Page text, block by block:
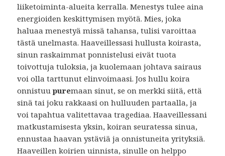
liiketoiminta-alueita kerralla. Menestys tulee aina
energioiden keskittymisen myötä. Mies, joka
haluaa menestyä missä tahansa, tulisi varoittaa
tästä unelmasta. Haaveillessasi hullusta koirasta,
sinun raskaimmat ponnistelusi eivät tuota
toivottuja tuloksia, ja kuolemaan johtava sairaus
voi olla tarttunut elinvoimaasi. Jos hullu koira
onnistuupuremaan sinut, se on merkki siitä, että
sinä tai joku rakkaasi on hulluuden partaalla, ja
voi tapahtua valitettavaa tragediaa. Haaveillessani
matkustamisesta yksin, koiran seuratessa sinua,
ennustaa haavan ystäviä ja onnistuneita yrityksiä.
Haaveillen koirien uinnista, sinulle on helppo